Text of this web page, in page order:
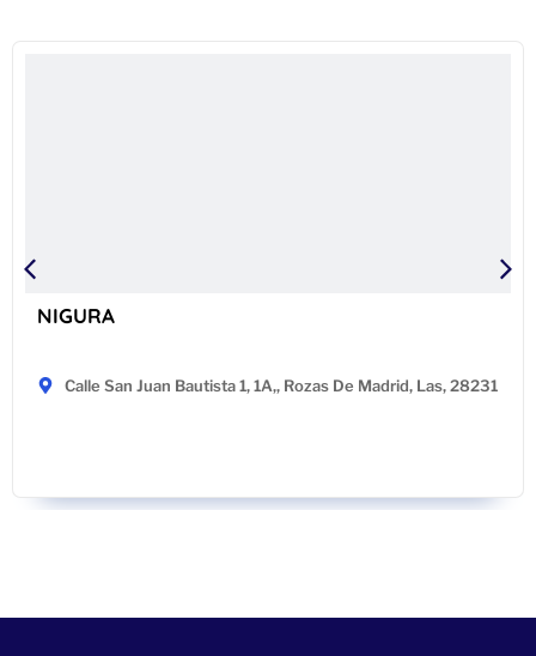
NIGURA
Calle San Juan Bautista 1, 1A,, Rozas De Madrid, Las, 28231